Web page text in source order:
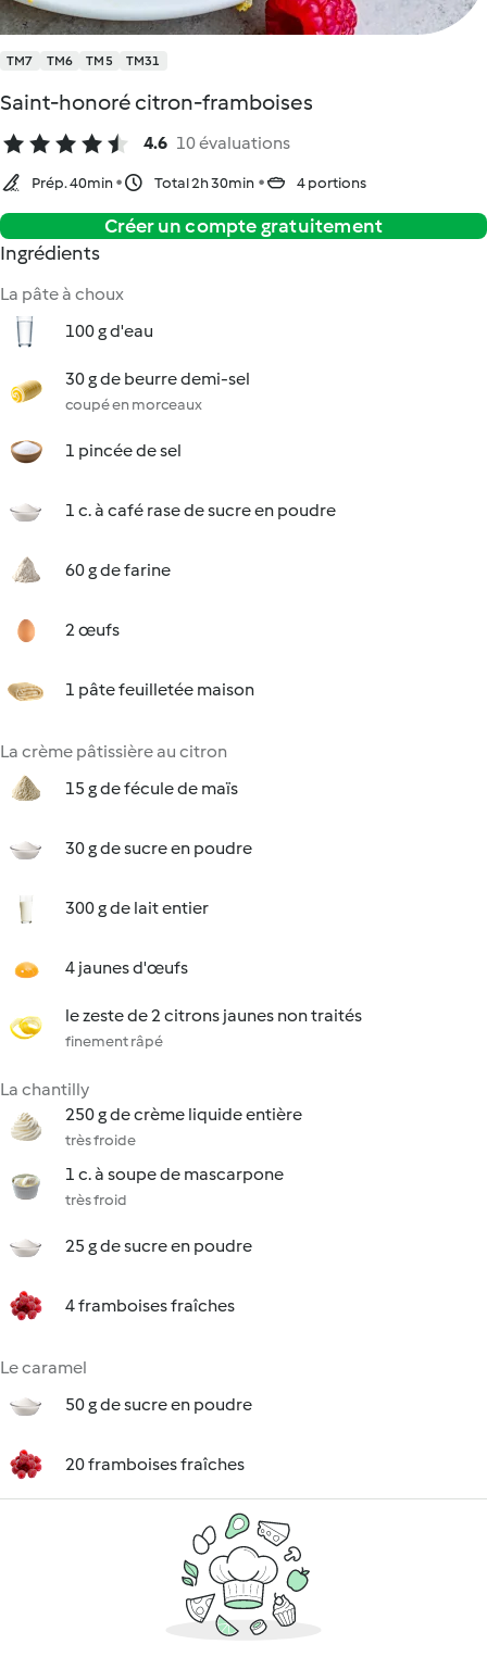
TM7 TM6 TM5 TM31
Saint-honoré citron-framboises
4.6 10 évaluations
Prép. 40min Total 2h 30min 4 portions
Créer un compte gratuitement
Ingrédients
La pâte à choux
100 g d'eau
30 g de beurre demi-sel
coupé en morceaux
1 pincée de sel
1 c. à café rase de sucre en poudre
60 g de farine
2 œufs
1 pâte feuilletée maison
La crème pâtissière au citron
15 g de fécule de maïs
30 g de sucre en poudre
300 g de lait entier
4 jaunes d'œufs
le zeste de 2 citrons jaunes non traités
finement râpé
La chantilly
250 g de crème liquide entière
très froide
1 c. à soupe de mascarpone
très froid
25 g de sucre en poudre
4 framboises fraîches
Le caramel
50 g de sucre en poudre
20 framboises fraîches